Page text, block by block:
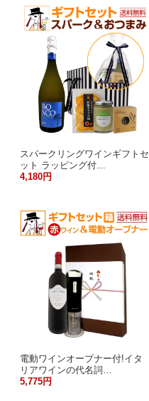
スパークリングワインギフトセ
ット ラッピング付…
4,180円
電動ワインオープナー付!イタ
リアワインの代名詞…
5,775円